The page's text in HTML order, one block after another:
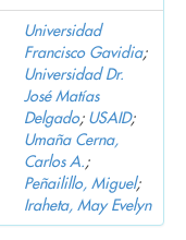
Universidad
Francisco Gavidia;
Universidad Dr.
José Matías
Delgado; USAID;
Umaña Cerna,
Carlos A.;
Peñailillo, Miguel;
Iraheta, May Evelyn